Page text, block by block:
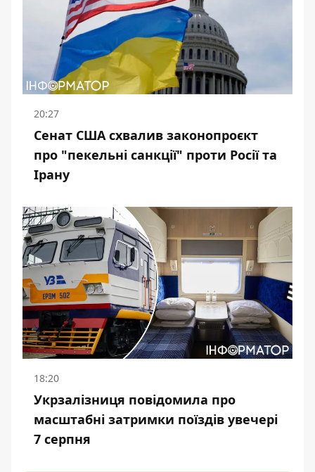
20:27
Сенат США схвалив законопроєкт
про "пекельні санкції" проти Росії та
Ірану
18:20
Укрзалізниця повідомила про
масштабні затримки поїздів увечері
7 серпня